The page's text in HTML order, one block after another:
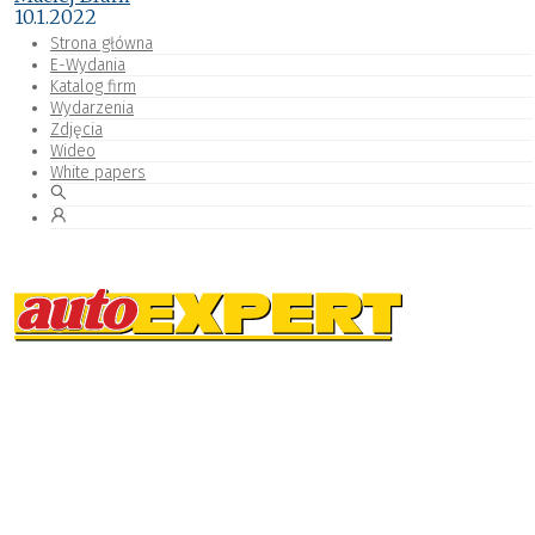
Strona główna
E-Wydania
Katalog firm
Wydarzenia
Zdjęcia
Wideo
White papers
10.1.2022